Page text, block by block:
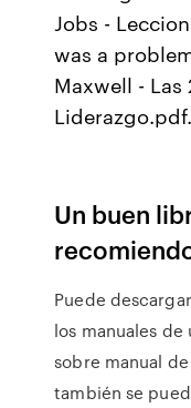
Jobs -
was a
Maxwell - Las
Un buen
Puede
los manuales
sobre manual
también se